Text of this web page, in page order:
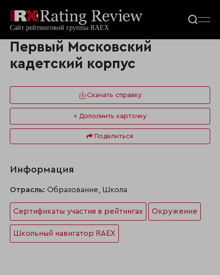
Первый Московский
кадетский корпус
Скачать справку
+ Дополнить карточку
Поделиться
Информация
Отрасль: Образование, Школа
Сертификаты участия в рейтингах Окружение
Школьный навигатор RAEX